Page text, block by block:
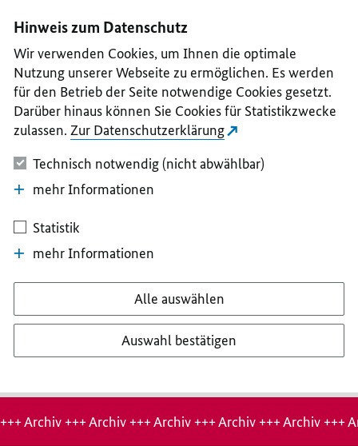
II
III
IV
V
Hinweis zum Datenschutz
Wir verwenden Cookies, um Ihnen die optimale
Nutzung unserer Webseite zu ermöglichen. Es werden
für den Betrieb der Seite notwendige Cookies gesetzt.
Darüber hinaus können Sie Cookies für Statistikzwecke
zulassen. Zur Datenschutzerklärung
Technisch notwendig (nicht abwählbar)
mehr Informationen
Statistik
mehr Informationen
Alle auswählen
Auswahl bestätigen
Hinweis:
Archiv-
Seite
+++ Archiv +++ Archiv +++ Archiv +++ Archiv +++ Archiv +++